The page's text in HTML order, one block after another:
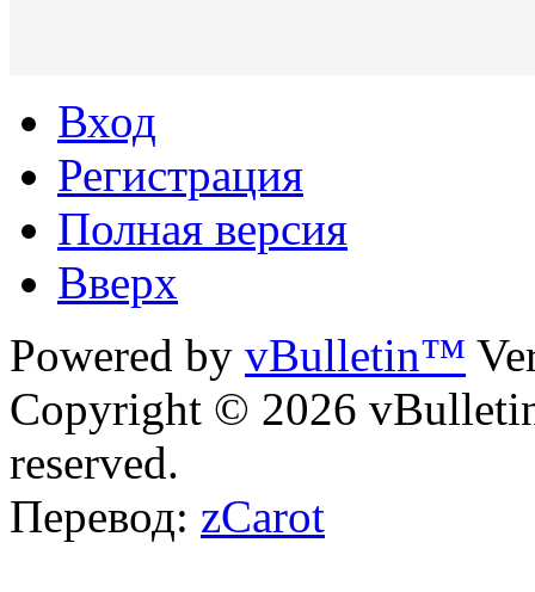
Вход
Регистрация
Полная версия
Вверх
Powered by vBulletin™
Copyright © 2026
reserved.
Перевод: zCarot